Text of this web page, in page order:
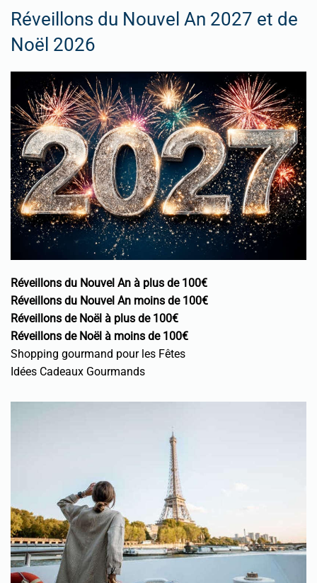
Réveillons du Nouvel An 2027 et de
Noël 2026
Réveillons du Nouvel An à plus de 100€
Réveillons du Nouvel An moins de 100€
Réveillons de Noël à plus de 100€
Réveillons de Noël à moins de 100€
Shopping gourmand pour les Fêtes
Idées Cadeaux Gourmands